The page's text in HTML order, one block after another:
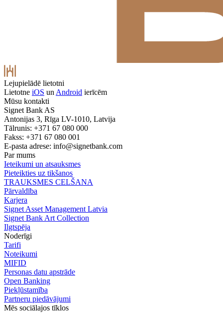
Lejupielādē lietotni
Lietotne iOS un Android ierīcēm
Mūsu kontakti
Signet Bank AS
Antonijas 3, Rīga LV-1010, Latvija
Tālrunis: +371 67 080 000
Fakss: +371 67 080 001
E-pasta adrese: info@signetbank.com
Par mums
Ieteikumi un atsauksmes
Pieteikties uz tikšanos
TRAUKSMES CELŠANA
Pārvaldība
Karjera
Signet Asset Management Latvia
Signet Bank Art Collection
Ilgtspēja
Noderīgi
Tarifi
Noteikumi
MIFID
Personas datu apstrāde
Open Banking
Piekļūstamība
Partneru piedāvājumi
Mēs sociālajos tīklos